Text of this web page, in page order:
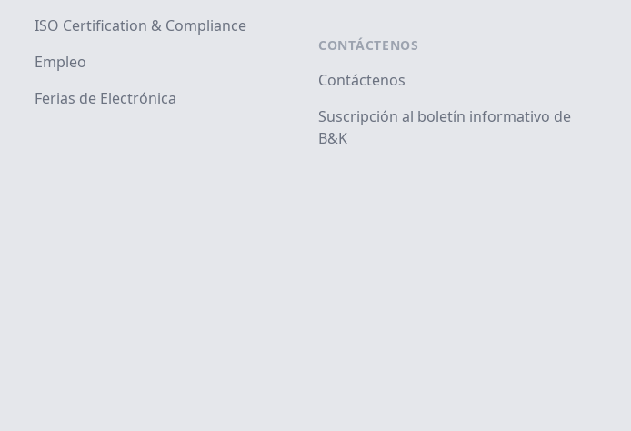
ISO Certification & Compliance
Empleo
Ferias de Electrónica
CONTÁCTENOS
Contáctenos
Suscripción al boletín informativo de
B&K